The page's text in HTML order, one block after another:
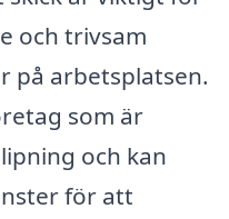
och trivsam
på arbetsplatsen.
som är
och kan
för att